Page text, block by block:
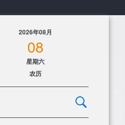
2026年08月
08
星期六
农历